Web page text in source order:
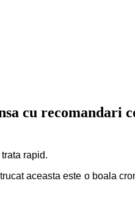
cu recomandari
rapid.
aceasta este o boala